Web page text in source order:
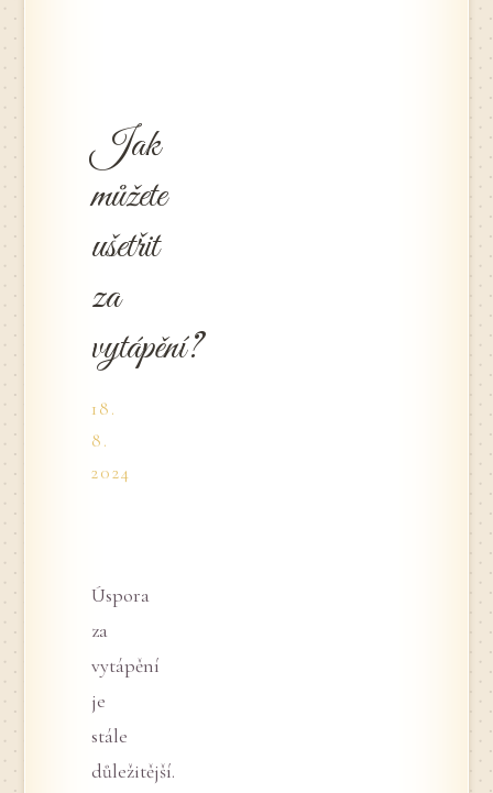
Jak
můžete
ušetřit
za
vytápění?
18.
8.
2024
Úspora
za
vytápění
je
stále
důležitější.